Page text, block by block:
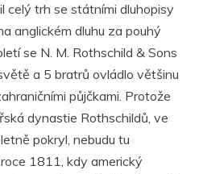
celý trh se státními dluhopisy
anglickém dluhu za pouhý
se N. M. Rothschild & Sons
a 5 bratrů ovládlo většinu
půjčkami. Protože
dynastie Rothschildů, ve
pokryl, nebudu tu
1811, kdy americký